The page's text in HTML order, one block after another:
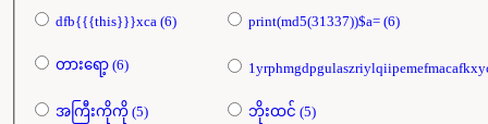
dfb{{{this}}}xca (6) print(md5(31337))$a= (6)
တားရော့ (6)
အကြီးကိုကို (5) ဘိုးထင် (5)